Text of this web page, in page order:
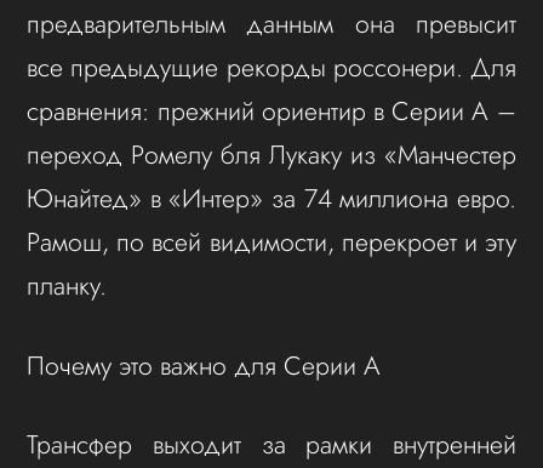
предварительным данным она превысит
все предыдущие рекорды россонери. Для
сравнения: прежний ориентир в Серии А –
переход Ромелу бля Лукаку из «Манчестер
Юнайтед» в «Интер» за 74 миллиона евро.
Рамош, по всей видимости, перекроет и эту
планку.
Почему это важно для Серии А
Трансфер выходит за рамки внутренней